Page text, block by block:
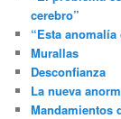
cerebro”
“Esta anomalía
Murallas
Desconfianza
La nueva
Mandamientos